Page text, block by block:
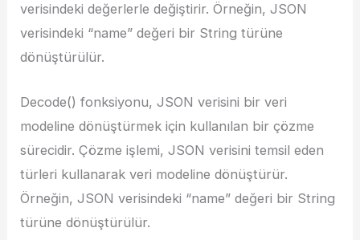
verisindeki değerlerle değiştirir. Örneğin, JSON
verisindeki “name” değeri bir String türüne
dönüştürülür.
Decode() fonksiyonu, JSON verisini bir veri
modeline dönüştürmek için kullanılan bir çözme
sürecidir. Çözme işlemi, JSON verisini temsil eden
türleri kullanarak veri modeline dönüştürür.
Örneğin, JSON verisindeki “name” değeri bir String
türüne dönüştürülür.